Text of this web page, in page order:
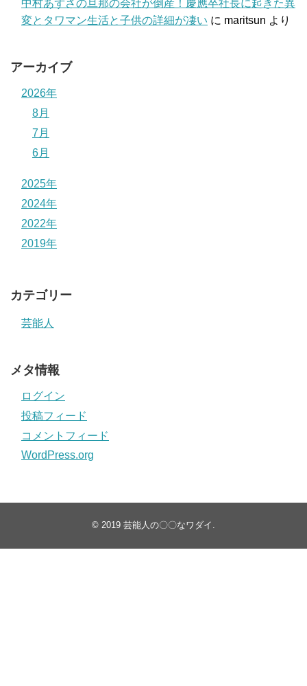
中村あずさの旦那の会社が倒産！慶應卒社長に起きた異
変とタワマン生活と子供の詳細が凄い に maritsun より
アーカイブ
2026年
8月
7月
6月
2025年
2024年
2022年
2019年
カテゴリー
芸能人
メタ情報
ログイン
投稿フィード
コメントフィード
WordPress.org
© 2019 芸能人の〇〇なワダイ